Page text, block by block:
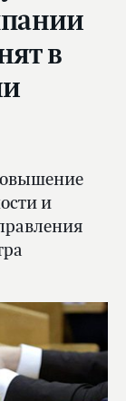
в
и